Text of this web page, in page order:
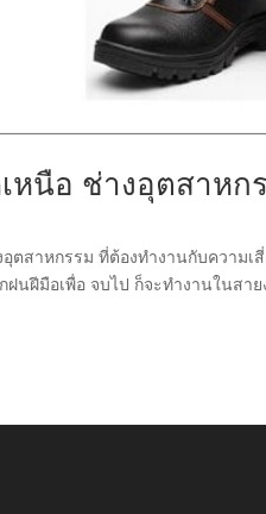
หนือ ช่างอุตสาหก
สาหกรรม ที่ต้องทำงานกับความเสี่
นฝีมือเพื่อ จบไป ก็จะทำงานในสา